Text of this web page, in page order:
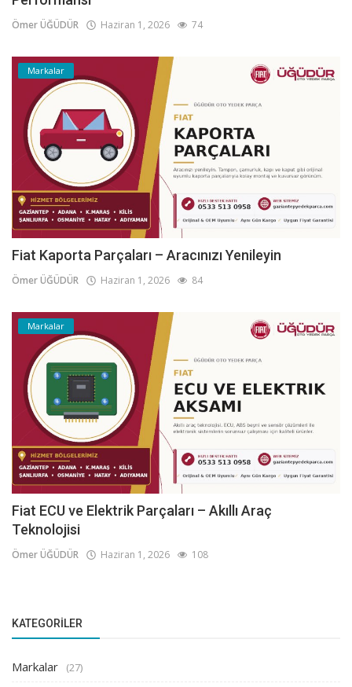
Ömer ÜĞÜDÜR Haziran 1, 2026 74
Markalar
Fiat Kaporta Parçaları – Aracınızı Yenileyin
Ömer ÜĞÜDÜR Haziran 1, 2026 84
Markalar
Fiat ECU ve Elektrik Parçaları – Akıllı Araç
Teknolojisi
Ömer ÜĞÜDÜR Haziran 1, 2026 108
KATEGORILER
Markalar (27)